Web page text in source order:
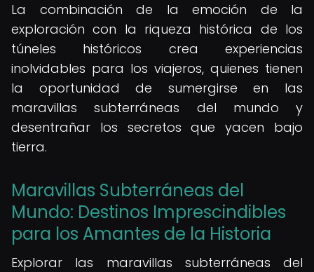
La combinación de la emoción de la
exploración con la riqueza histórica de los
túneles históricos crea experiencias
inolvidables para los viajeros, quienes tienen
la oportunidad de sumergirse en las
maravillas subterráneas del mundo y
desentrañar los secretos que yacen bajo
tierra.
Maravillas Subterráneas del
Mundo: Destinos Imprescindibles
para los Amantes de la Historia
Explorar las maravillas subterráneas del